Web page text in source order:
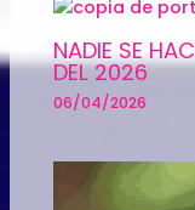
NADIE SE
DEL 2026
06/04/2026